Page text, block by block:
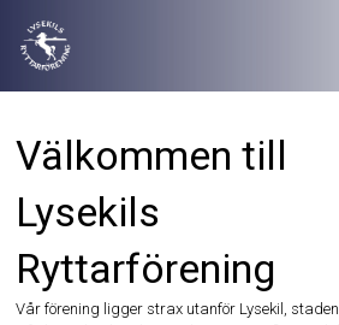
innehåll
Välkommen till
Lysekils
Ryttarförening
Vår förening ligger strax utanför Lysekil,